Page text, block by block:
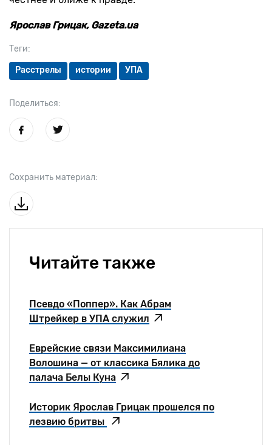
Теги:
Расстрелы истории УПА
Поделиться:
Сохранить материал:
Ярослав Грицак, Gazeta.ua
Читайте также
Псевдо «Поппер». Как Абрам
Штрейкер в УПА служил
Еврейские связи Максимилиана
Волошина — от классика Бялика до
палача Белы Куна
Историк Ярослав Грицак прошелся по
лезвию бритвы